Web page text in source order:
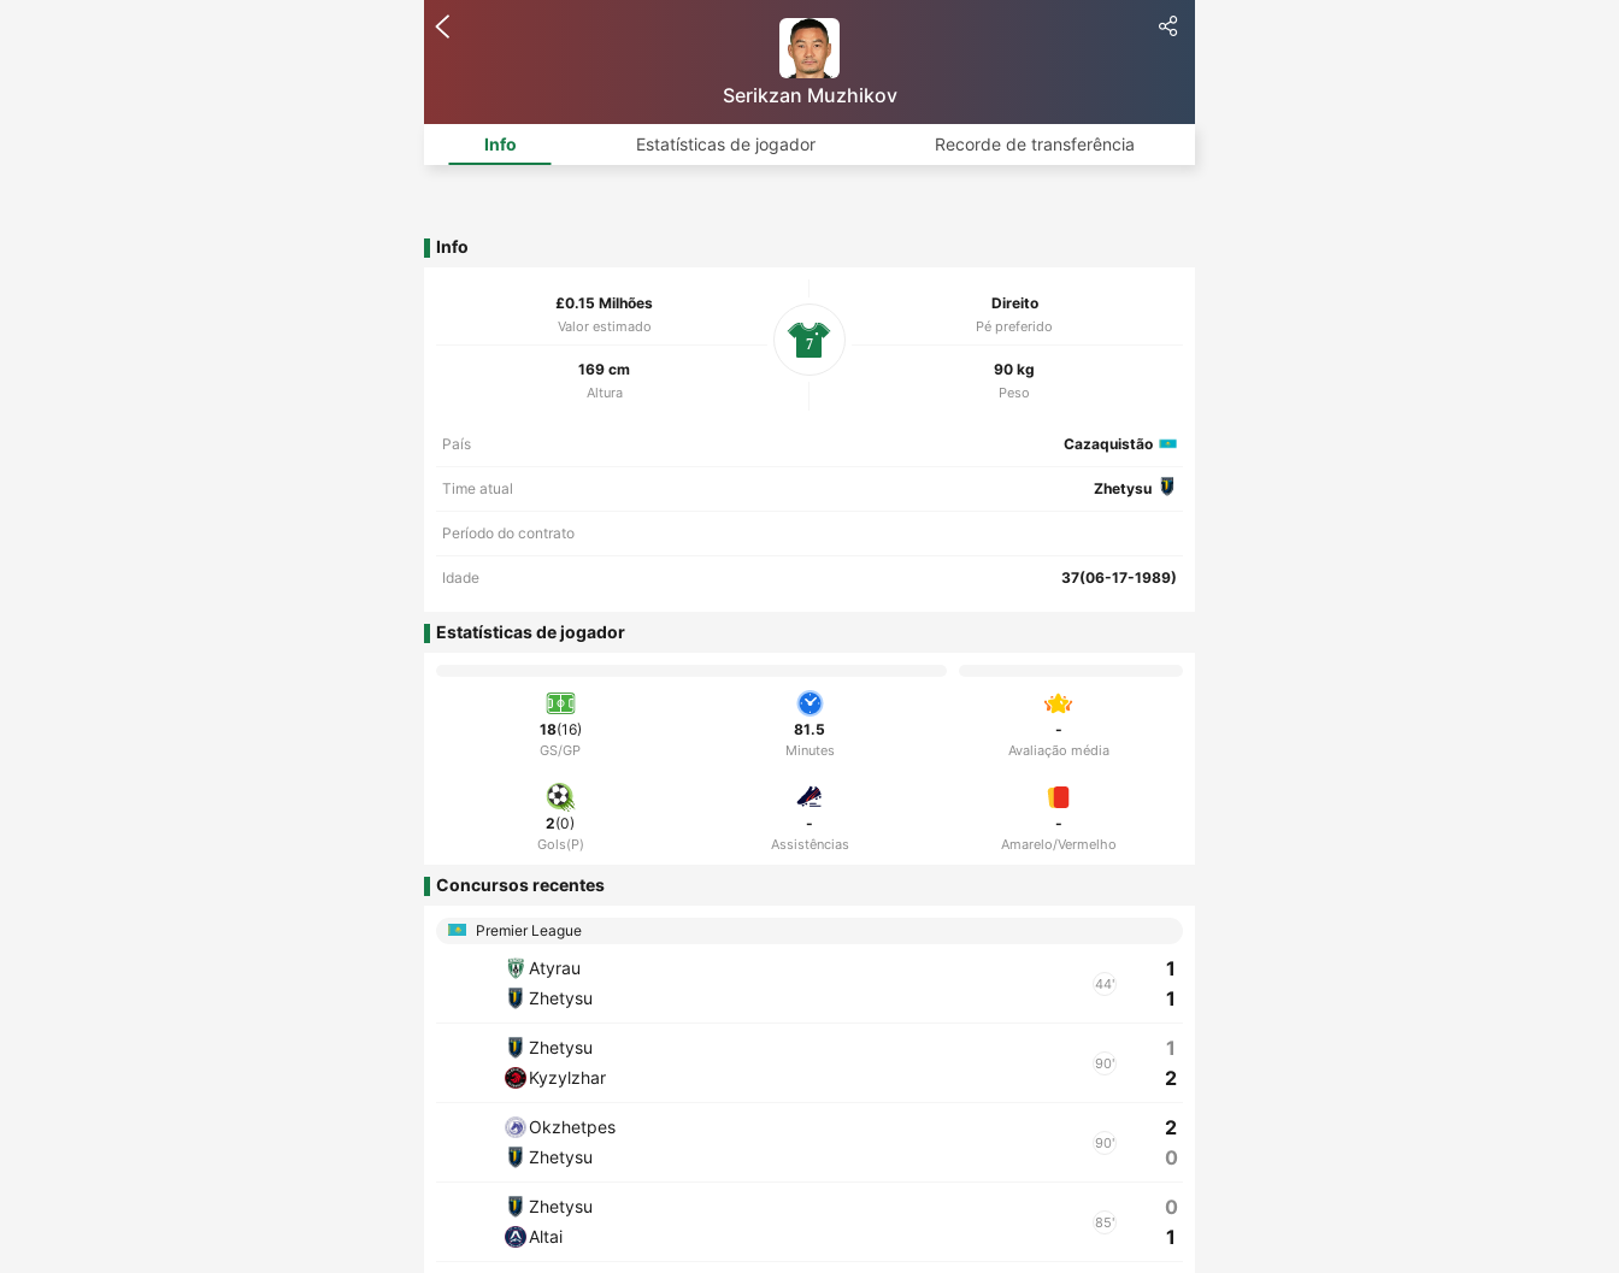
Serikzan Muzhikov
Info Estatísticas de jogador Recorde de transferência
Info
£0.15 Milhões
Valor estimado
Direito
Pé preferido
169 cm
Altura
90 kg
Peso
7
País Cazaquistão
Time atual Zhetysu
Período do contrato
Idade 37(06-17-1989)
Estatísticas de jogador
18(16)
GS/GP
81.5
Minutes
-
Avaliação média
2(0)
Gols(P)
-
Assistências
-
Amarelo/Vermelho
Concursos recentes
Premier League
Atyrau
Zhetysu
44'
1
1
Zhetysu
Kyzylzhar
90'
1
2
Okzhetpes
Zhetysu
90'
2
0
Zhetysu
Altai
85'
0
1